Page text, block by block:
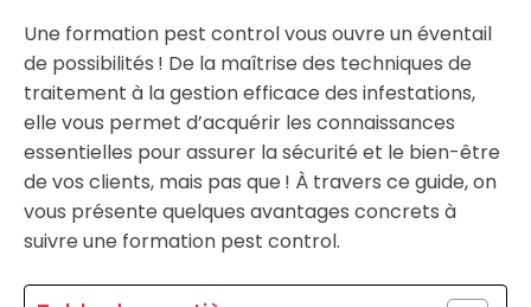
Une formation pest control vous ouvre un éventail
de possibilités ! De la maîtrise des techniques de
traitement à la gestion efficace des infestations,
elle vous permet d’acquérir les connaissances
essentielles pour assurer la sécurité et le bien-être
de vos clients, mais pas que ! À travers ce guide, on
vous présente quelques avantages concrets à
suivre une formation pest control.